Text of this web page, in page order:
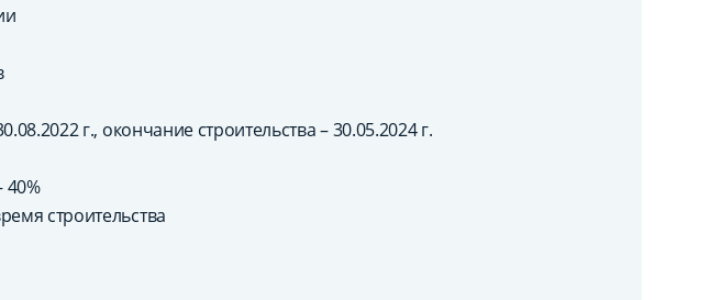
г., окончание строительства – 30.05.2024 г.
40%
строительства